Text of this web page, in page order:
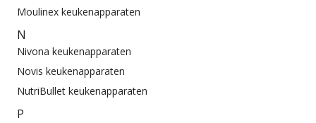
Moulinex keukenapparaten
N
Nivona keukenapparaten
Novis keukenapparaten
NutriBullet keukenapparaten
P